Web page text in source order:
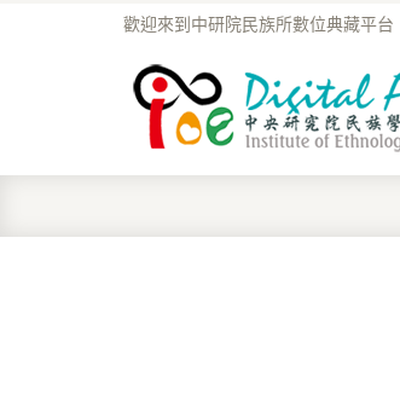
歡迎來到中研院民族所數位典藏平台